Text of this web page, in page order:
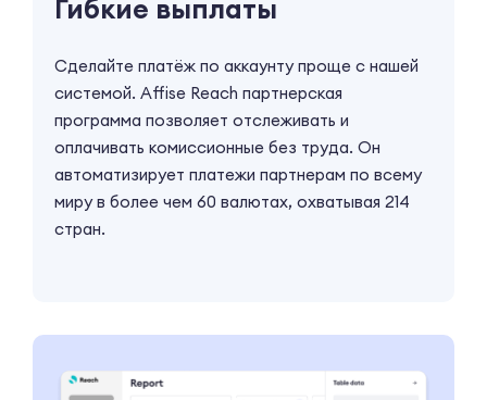
Гибкие выплаты
Сделайте платёж по аккаунту проще с нашей
системой. Affise Reach партнерская
программа позволяет отслеживать и
оплачивать комиссионные без труда. Он
автоматизирует платежи партнерам по всему
миру в более чем 60 валютах, охватывая 214
стран.